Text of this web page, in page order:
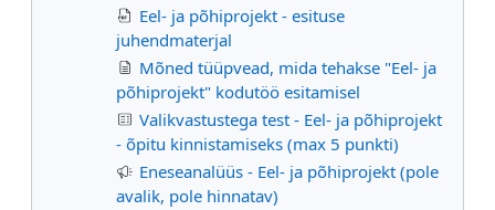
Eel- ja põhiprojekt - esituse
juhendmaterjal
Mõned tüüpvead, mida tehakse "Eel- ja
põhiprojekt" kodutöö esitamisel
Valikvastustega test - Eel- ja põhiprojekt
- õpitu kinnistamiseks (max 5 punkti)
Eneseanalüüs - Eel- ja põhiprojekt (pole
avalik, pole hinnatav)